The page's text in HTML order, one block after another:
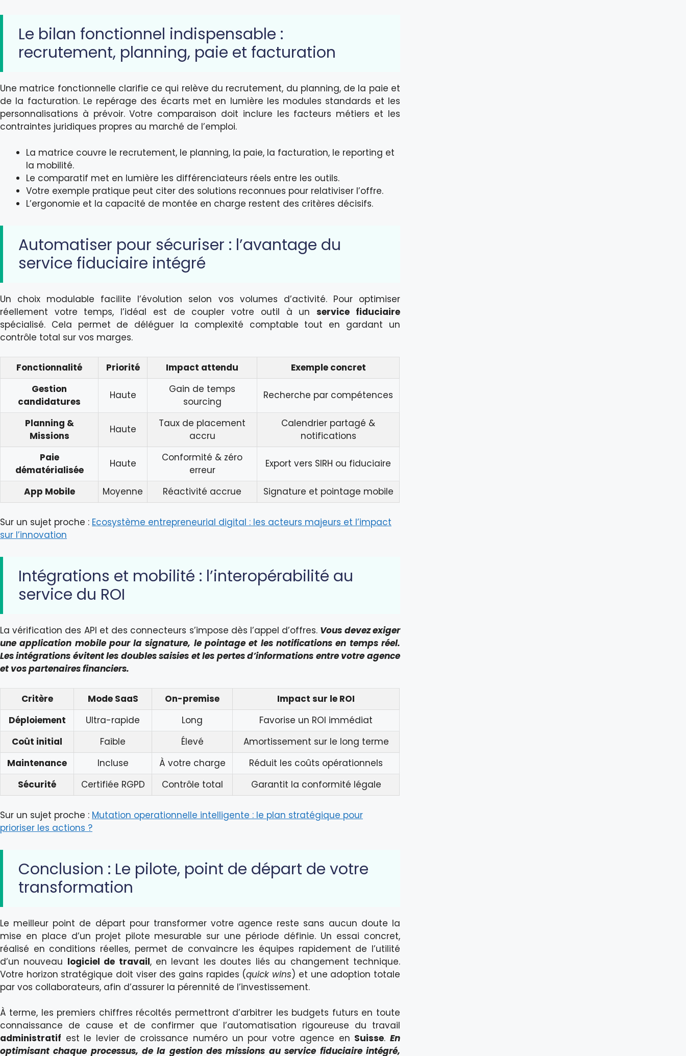
Le bilan fonctionnel indispensable :
recrutement, planning, paie et facturation
Une matrice fonctionnelle clarifie ce qui relève du recrutement, du planning, de la paie et
de la facturation. Le repérage des écarts met en lumière les modules standards et les
personnalisations à prévoir. Votre comparaison doit inclure les facteurs métiers et les
contraintes juridiques propres au marché de l’emploi.
La matrice couvre le recrutement, le planning, la paie, la facturation, le reporting et
la mobilité.
Le comparatif met en lumière les différenciateurs réels entre les outils.
Votre exemple pratique peut citer des solutions reconnues pour relativiser l’offre.
L’ergonomie et la capacité de montée en charge restent des critères décisifs.
Automatiser pour sécuriser : l’avantage du
service fiduciaire intégré
Un choix modulable facilite l’évolution selon vos volumes d’activité. Pour optimiser
réellement votre temps, l’idéal est de coupler votre outil à unservice fiduciaire
spécialisé. Cela permet de déléguer la complexité comptable tout en gardant un
contrôle total sur vos marges.
Fonctionnalité Priorité Impact attendu
Exemple concret
Gestion
candidatures
Haute
Gain de temps
sourcing
Recherche par compétences
Planning &
Missions
Haute
Taux de placement
accru
Calendrier partagé &
notifications
Paie
dématérialisée
Haute
Conformité & zéro
erreur
Export vers SIRH ou fiduciaire
App Mobile Moyenne Réactivité accrue Signature et pointage mobile
Sur un sujet proche : Ecosystème entrepreneurial digital : les acteurs majeurs et l’impact
sur l’innovation
Intégrations et mobilité : l’interopérabilité au
service du ROI
La vérification des API et des connecteurs s’impose dès l’appel d’offres. Vous devez exiger
une application mobile pour la signature, le pointage et les notifications en temps réel.
Les intégrations évitent les doubles saisies et les pertes d’informations entre votre agence
et vos partenaires financiers.
Critère Mode SaaS On-premise
Impact sur le ROI
Déploiement
Ultra-rapide Long
Favorise un ROI immédiat
Coût initial
Faible Élevé
Amortissement sur le long terme
Maintenance
Incluse À votre charge
Réduit les coûts opérationnels
Sécurité
Certifiée RGPD Contrôle total Garantit la conformité légale
Sur un sujet proche : Mutation operationnelle intelligente : le plan stratégique pour
prioriser les actions ?
Conclusion : Le pilote, point de départ de votre
transformation
Le meilleur point de départ pour transformer votre agence reste sans aucun doute la
mise en place d’un projet pilote mesurable sur une période définie. Un essai concret,
réalisé en conditions réelles, permet de convaincre les équipes rapidement de l’utilité
d’un nouveau logiciel de travail, en levant les doutes liés au changement technique.
Votre horizon stratégique doit viser des gains rapides (quick wins) et une adoption totale
par vos collaborateurs, afin d’assurer la pérennité de l’investissement.
À terme, les premiers chiffres récoltés permettront d’arbitrer les budgets futurs en toute
connaissance de cause et de confirmer que l’automatisation rigoureuse du travail
administratif est le levier de croissance numéro un pour votre agence en Suisse. En
optimisant chaque processus, de la gestion des missions au service fiduciaire intégré,